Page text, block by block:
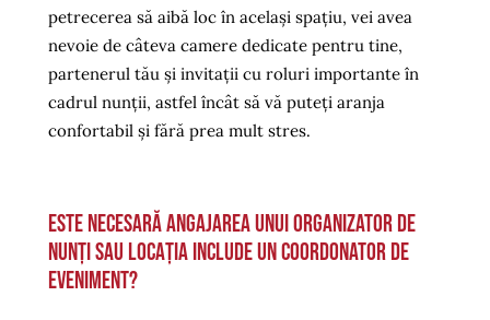
petrecerea să aibă loc în același spațiu, vei avea
nevoie de câteva camere dedicate pentru tine,
partenerul tău și invitații cu roluri importante în
cadrul nunții, astfel încât să vă puteți aranja
confortabil și fără prea mult stres.
Este necesară angajarea unui organizator de
nunți sau locația include un coordonator de
eveniment?